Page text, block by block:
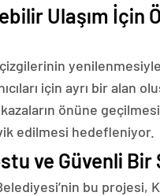
Ulaşım İçin
için ayrı bir alan
önüne
edilmesi hedefleniyor.
ve Güvenli Bir
bu projesi,